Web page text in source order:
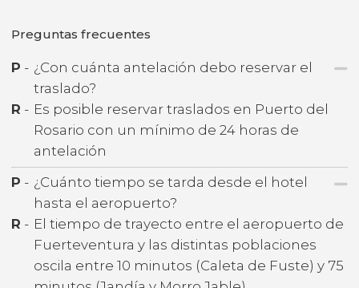
Preguntas frecuentes
P - ¿Con cuánta antelación debo reservar el
traslado?
R - Es posible reservar traslados en Puerto del
Rosario con un mínimo de 24 horas de
antelación
P - ¿Cuánto tiempo se tarda desde el hotel
hasta el aeropuerto?
R - El tiempo de trayecto entre el aeropuerto de
Fuerteventura y las distintas poblaciones
oscila entre 10 minutos (Caleta de Fuste) y 75